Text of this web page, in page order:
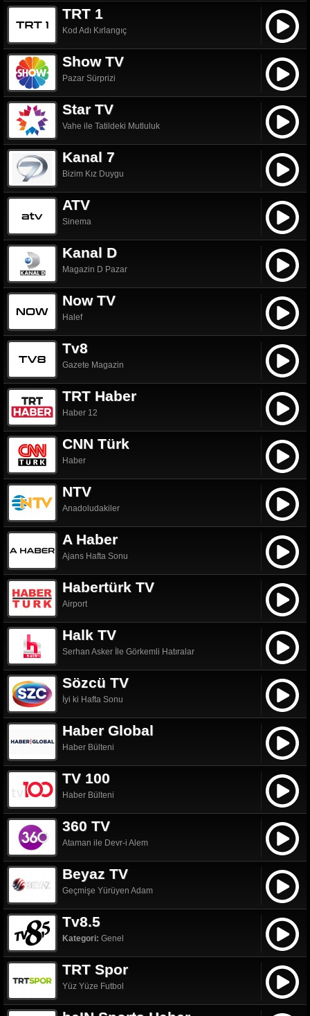
TRT 1
Kod Adı Kırlangıç
Show TV
Pazar Sürprizi
Star TV
Vahe ile Tatildeki Mutluluk
Kanal 7
Bizim Kız Duygu
ATV
Sinema
Kanal D
Magazin D Pazar
Now TV
Halef
Tv8
Gazete Magazin
TRT Haber
Haber 12
CNN Türk
Haber
NTV
Anadoludakiler
A Haber
Ajans Hafta Sonu
Habertürk TV
Airport
Halk TV
Serhan Asker İle Görkemli Hatıralar
Sözcü TV
İyi ki Hafta Sonu
Haber Global
Haber Bülteni
TV 100
Haber Bülteni
360 TV
Ataman ile Devr-i Alem
Beyaz TV
Geçmişe Yürüyen Adam
Tv8.5
Kategori: Genel
TRT Spor
Yüz Yüze Futbol